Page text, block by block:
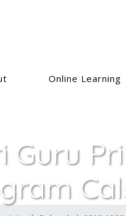
Online Learning
Guru